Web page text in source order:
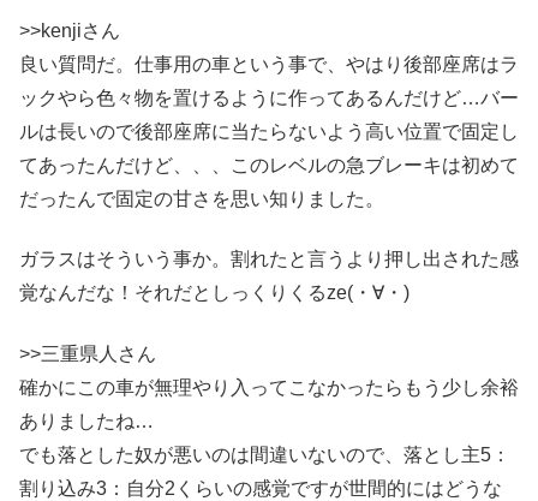
>>kenjiさん
良い質問だ。仕事用の車という事で、やはり後部座席はラ
ックやら色々物を置けるように作ってあるんだけど…バー
ルは長いので後部座席に当たらないよう高い位置で固定し
てあったんだけど、、、このレベルの急ブレーキは初めて
だったんで固定の甘さを思い知りました。
ガラスはそういう事か。割れたと言うより押し出された感
覚なんだな！それだとしっくりくるze(・∀・)
>>三重県人さん
確かにこの車が無理やり入ってこなかったらもう少し余裕
ありましたね…
でも落とした奴が悪いのは間違いないので、落とし主5：
割り込み3：自分2くらいの感覚ですが世間的にはどうな